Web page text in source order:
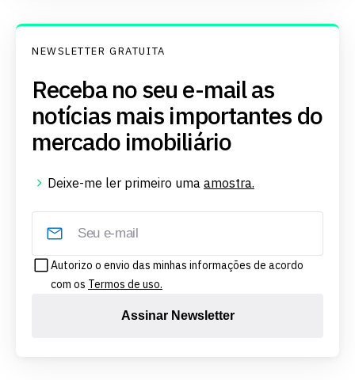
NEWSLETTER GRATUITA
Receba no seu e-mail as
notícias mais importantes do
mercado imobiliário
Deixe-me ler primeiro uma amostra.
Autorizo o envio das minhas informações de acordo
com os Termos de uso.
Assinar Newsletter